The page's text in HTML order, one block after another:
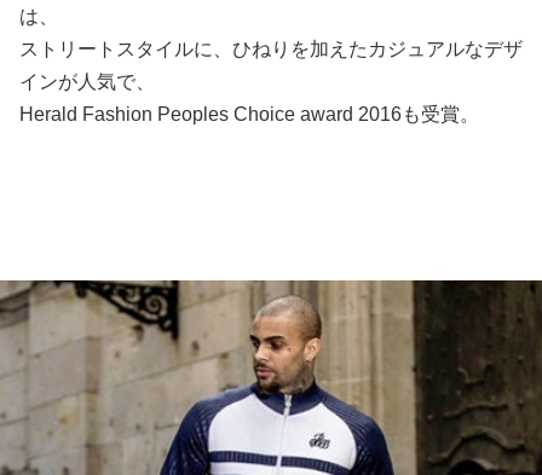
は、
ストリートスタイルに、ひねりを加えたカジュアルなデザ
インが人気で、
Herald Fashion Peoples Choice award 2016も受賞。